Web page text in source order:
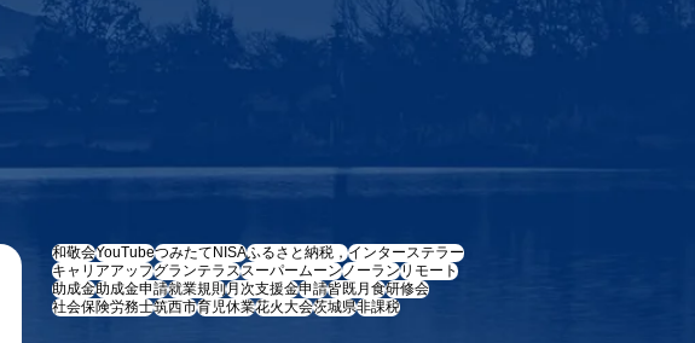
和敬会YouTubeつみたてNISAふるさと納税，インターステラー
キャリアアップグランテラススーパームーンノーランリモート
助成金助成金申請就業規則月次支援金申請皆既月食研修会
社会保険労務士筑西市育児休業花火大会茨城県非課税